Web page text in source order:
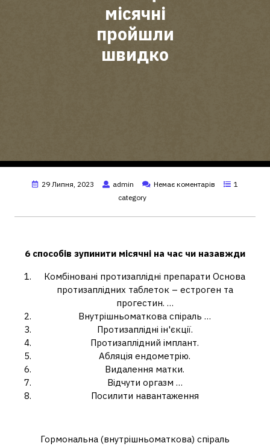
місячні
пройшли
швидко
29 Липня, 2023 admin Немає коментарів
1
category
6 способів зупинити місячні на час чи назавжди
Комбіновані протизаплідні препарати Основа
протизаплідних таблеток – естроген та
прогестин. …
Внутрішньоматкова спіраль …
Протизаплідні ін'єкції.
Протизаплідний імплант.
Абляція ендометрію.
Видалення матки.
Відчути оргазм …
Посилити навантаження
Гормональна (внутрішньоматкова) спіраль